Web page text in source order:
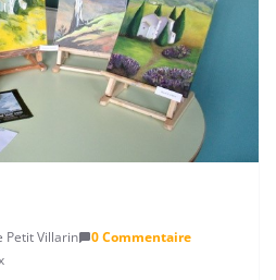
Petit Villarin
0 Commentaire